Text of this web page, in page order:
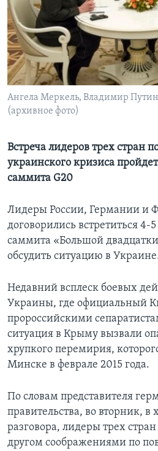
Learning English
СОЦИАЛЬНЫЕ СЕТИ
Языки
Ангела Меркель, Владимир
(архивное фото)
Встреча лидеров трех стран
украинского кризиса
саммита G20
Лидеры России, Германии и
договорились встретиться 4-
саммита «Большой
обсудить ситуацию в
Недавний всплеск боевых
Украины, где официальный
пророссийскими
ситуация в Крыму вызвали
хрупкого перемирия,
Минске в феврале 2015 года.
По словам представителя
правительства, во вторник, в
разговора, лидеры трех
другом соображениями по